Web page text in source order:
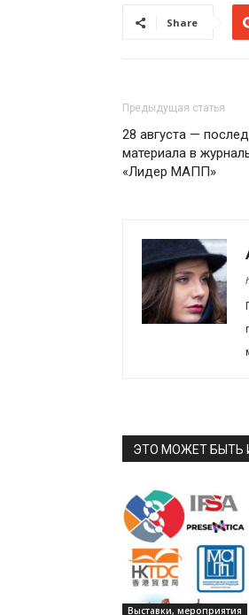
Share
Предыдущая статья
28 августа —
материала в
«Лидер МАПП»
ЭТО МОЖЕТ БЫТЬ
Выставки, мероприятия